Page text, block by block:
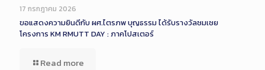
Description
17 กรกฎาคม 2026
ขอแสดงความยินดีกับ ผศ.ไตรภพ บุญธรรม ได้รับรางวัลชมเชย
โครงการ KM RMUTT DAY : ภาคโปสเตอร์
Read more